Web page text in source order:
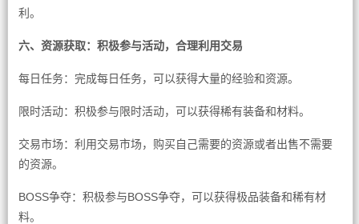
利。
六、资源获取：积极参与活动，合理利用交易
每日任务：完成每日任务，可以获得大量的经验和资源。
限时活动：积极参与限时活动，可以获得稀有装备和材料。
交易市场：利用交易市场，购买自己需要的资源或者出售不需要
的资源。
BOSS争夺：积极参与BOSS争夺，可以获得极品装备和稀有材
料。